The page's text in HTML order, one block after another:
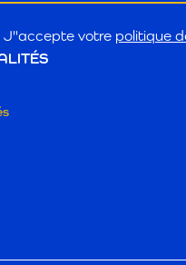
J"accepte votre politique